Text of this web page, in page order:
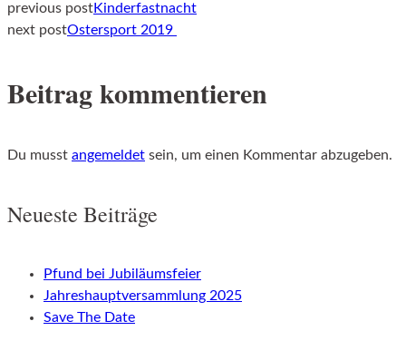
Post
navigation
previous postKinderfastnacht
next postOstersport 2019
Beitrag kommentieren
Du musst angemeldet sein, um einen Kommentar abzugeben.
Neueste Beiträge
Pfund bei Jubiläumsfeier
Jahreshauptversammlung 2025
Save The Date